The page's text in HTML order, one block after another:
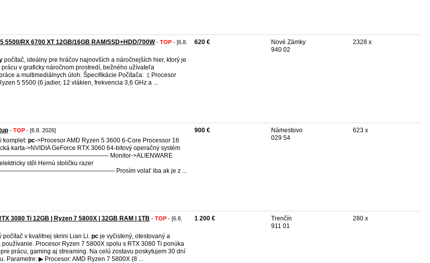
5500/RX 6700 XT 12GB/16GB RAM/SSD+HDD/700W- TOP - [6.8.
počítač, ideálny pre hráčov najnovších a náročnejších hier, ktorý je
v graficky náročnom prostredí, bežného užívateľa
a multimediálnych úloh. Špecifikácie Počítača: ミProcesor
5 5500 (6 jadier, 12 vlákien, frekvencia 3,6 GHz a ...
620 €
Nové Zámky
940 02
2328 x
- TOP - [6.8. 2026]
komplet: pc->Procesor AMD Ryzen 5 3600 6-Core Processor 16
karta->NVIDIA GeForce RTX 3060 64-bitový operačný systém
Monitor->ALIENWARE
stôl Hernú stoličku razer
Prosím volať iba ak je z ...
900 €
Námestovo
029 54
623 x
3080 Ti 12GB | Ryzen 7 5800X | 32GB RAM | 1TB - TOP - [6.8.
počítač v kvalitnej skrini Lian Li. pc je vyčistený, otestovaný a
Procesor Ryzen 7 5800X spolu s RTX 3080 Ti ponúka
prácu, gaming aj streaming. Na celú zostavu poskytujem 30 dní
Parametre: ▶ Procesor: AMD Ryzen 7 5800X (8 ...
1 200 €
Trenčín
911 01
280 x